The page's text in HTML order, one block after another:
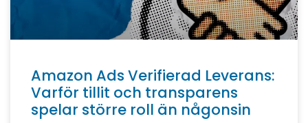
Amazon Ads Verifierad Leverans:
Varför tillit och transparens
spelar större roll än någonsin